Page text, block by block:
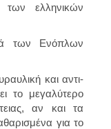
των ελληνικών
των Ενόπλων
και αντι-
το μεγαλύτερο
αν και τα
για το